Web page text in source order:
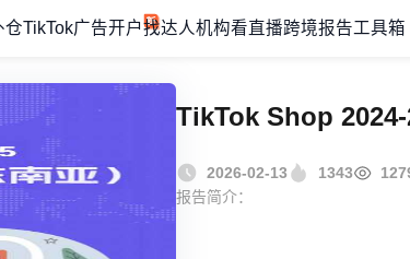
仓TikTok广告开户找达人机构看直播跨境报告工具箱
TikTok Shop
2026-02-13 1343
报告简介：